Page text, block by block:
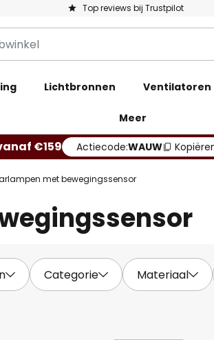
Top reviews bij Trustpilot
Lichtbronnen Ventilatoren
Meer
€159 Actiecode:WAUW Kopiëren
met bewegingssensor
Categorie Materiaal